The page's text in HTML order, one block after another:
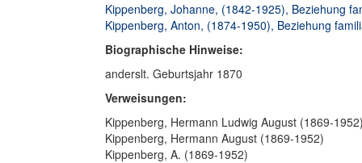
Kippenberg, Johanne, (1842-1925), Beziehung
Kippenberg, Anton, (1874-1950), Beziehung
Biographische Hinweise:
anderslt. Geburtsjahr 1870
Verweisungen:
Kippenberg, Hermann Ludwig August (1869-
Kippenberg, Hermann August (1869-1952)
Kippenberg, A. (1869-1952)